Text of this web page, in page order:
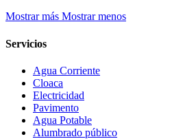
Mostrar más Mostrar menos
Servicios
Agua Corriente
Cloaca
Electricidad
Pavimento
Agua Potable
Alumbrado público